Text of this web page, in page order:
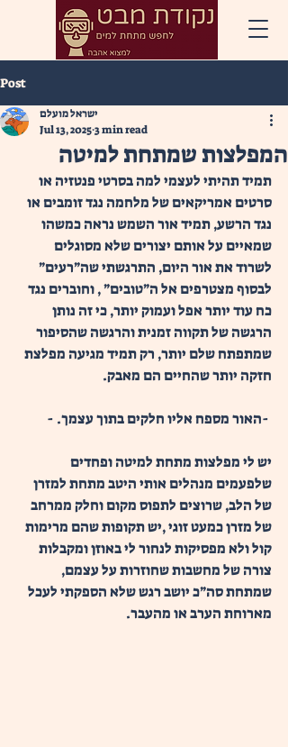
Post
המפלצות שמתחת למיטה
ישראל מועלם
Jul 13, 20253 min read
תמיד תהיתי לעצמי למה בסרטי פנטזיה או
סרטים אמריקאים של מלחמה נגד זומבים או
נגד הרשע, תמיד אור השמש נראה כמשהו
שמאיים על אותם יצורים שלא מסוגלים
לשרוד את אור היום, התרגשתי שה״רעים״
לבסוף מצטרפים אל ה״טובים״ , וחוברים נגד
כח עוד יותר אפל ועמוק יותר, כי זה נותן
הרגשה של תקווה זמנית והרגשה שהסיפור
שמתפתח שלם יותר, רק תמיד מגיעה מפלצת
חזקה יותר שהחיים הם מאבק.
יש לי מפלצות מתחת למיטה ופחדים
שלפעמים מנהלים אותי היטב מתחת למזרן
של הלב, שרוצים לתפוס מקום וחלק ממרחב
של מזרן כמעט זוגי ,יש תקופות שהם מרימות
קול ולא מפסיקות לנחור לי באוזן ומקבלות
צורה של מחשבות שחוזרות על עצמם,
שמתחת סה״כ יושב רגש שלא הספקתי לעכל
מארוחת הערב או מהעבר.